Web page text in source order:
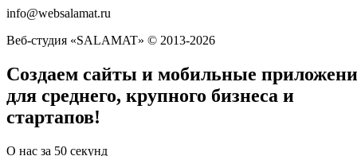
info@websalamat.ru
Веб-студия «SALAMAT» © 2013-2026
Создаем сайты и мобильные
для среднего, крупного бизнеса и
стартапов!
О нас за 50 секунд